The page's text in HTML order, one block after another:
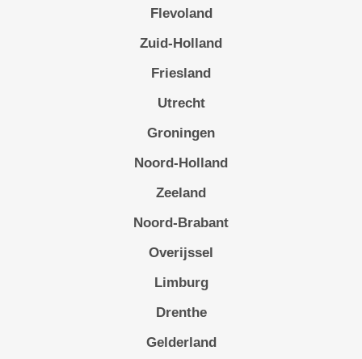
Flevoland
Zuid-Holland
Friesland
Utrecht
Groningen
Noord-Holland
Zeeland
Noord-Brabant
Overijssel
Limburg
Drenthe
Gelderland